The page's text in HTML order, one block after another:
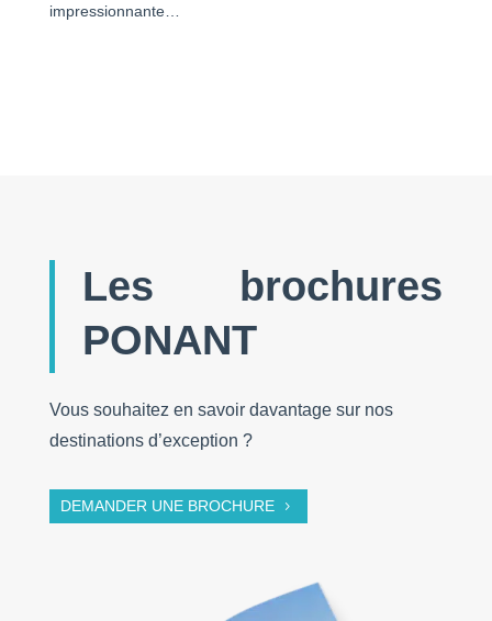
impressionnante…
Les brochures
PONANT
Vous souhaitez en savoir davantage sur nos
destinations d’exception ?
DEMANDER UNE BROCHURE